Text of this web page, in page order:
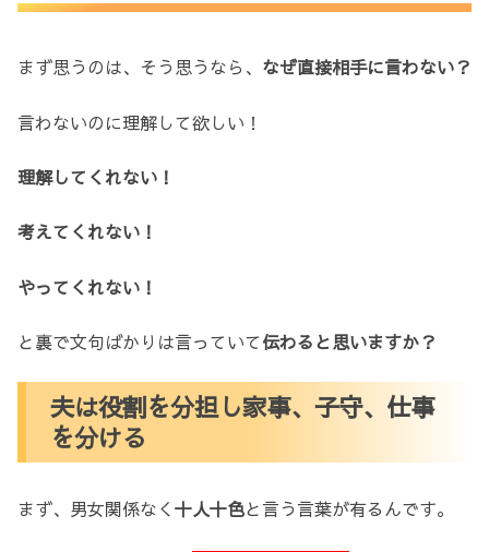
まず思うのは、そう思うなら、 なぜ直接相手に言わない？
言わないのに理解して欲しい！
理解してくれない！
考えてくれない！
やってくれない！
と裏で文句ばかりは言っていて伝わると思いますか？
夫は役割を分担し家事、子守、仕事
を分ける
まず、男女関係なく 十人十色と言う言葉が有るんです。